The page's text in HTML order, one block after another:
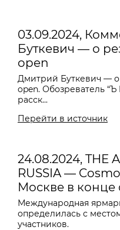
03.09.2024,
Буткевич — о
open
Дмитрий Буткевич —
open. Обозреватель
расск...
Перейти в источник
24.08.2024, THE
RUSSIA —
Москве в конце
Международная
определилась с
участников.